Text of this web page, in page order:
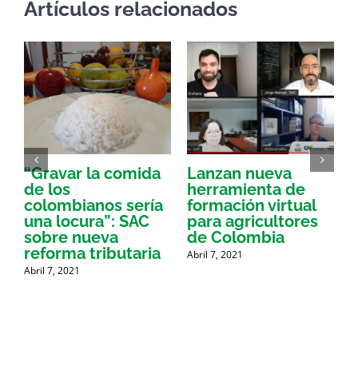
Artículos relacionados
“Gravar la comida
de los
colombianos sería
una locura”: SAC
sobre nueva
reforma tributaria
Abril 7, 2021
Lanzan nueva
herramienta de
formación virtual
para agricultores
de Colombia
Abril 7, 2021